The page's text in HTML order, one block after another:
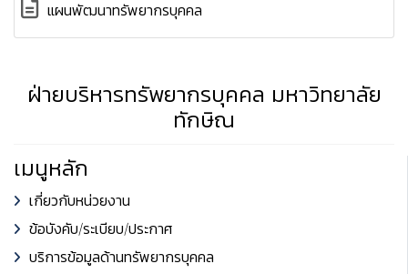
แผนพัฒนาทรัพยากรบุคคล
ฝ่ายบริหารทรัพยากรบุคคล มหาวิทยาลัย
ทักษิณ
เมนูหลัก
เกี่ยวกับหน่วยงาน
ข้อบังคับ/ระเบียบ/ประกาศ
บริการข้อมูลด้านทรัพยากรบุคคล